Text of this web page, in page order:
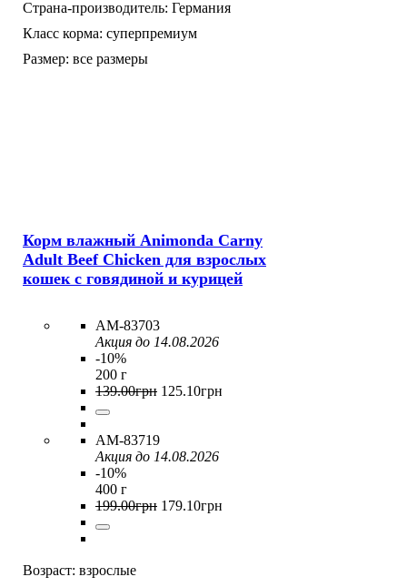
Страна-производитель: Германия
Класс корма: суперпремиум
Размер: все размеры
Корм влажный Animonda Carny
Adult Beef Chicken для взрослых
кошек с говядиной и курицей
AM-83703
Акция до 14.08.2026
-10%
200 г
139.00грн 125.10грн
AM-83719
Акция до 14.08.2026
-10%
400 г
199.00грн 179.10грн
Возраст: взрослые